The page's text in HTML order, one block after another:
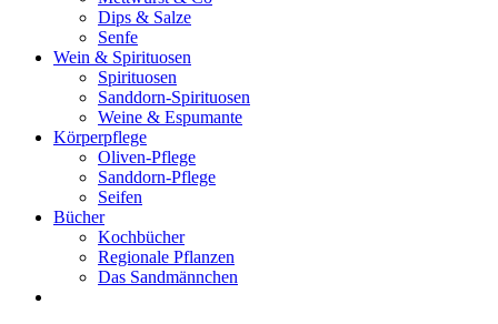
Dips & Salze
Senfe
Wein & Spirituosen
Spirituosen
Sanddorn-Spirituosen
Weine & Espumante
Körperpflege
Oliven-Pflege
Sanddorn-Pflege
Seifen
Bücher
Kochbücher
Regionale Pflanzen
Das Sandmännchen